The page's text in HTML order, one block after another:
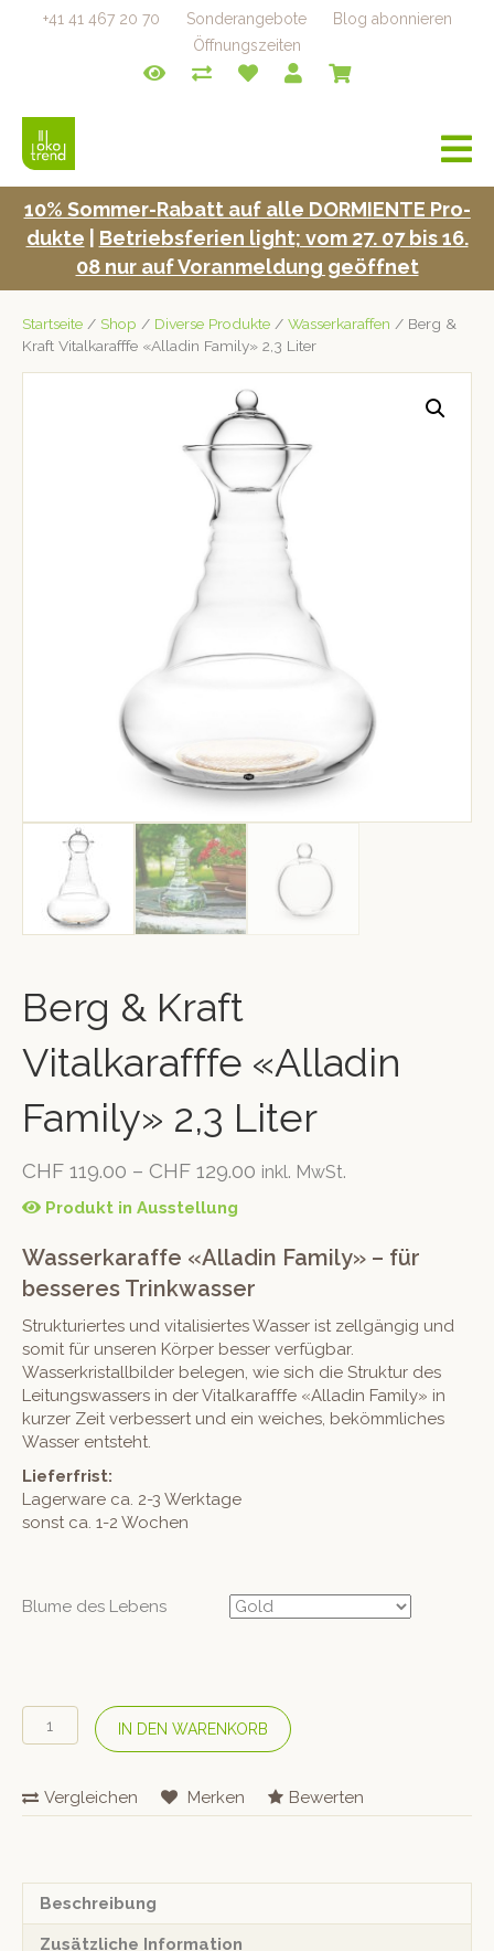
+41 41 467 20 70 Sonderangebote
Blog abonnieren
Öffnungszeiten
a
v
i
10% Som­mer-Rabatt auf alle DORMIENTE Pro­
duk­te
Betrieb­s­fe­rien light; vom 27. 07 bis 16.
08 nur auf Voran­mel­dung geöffnet
Startseite / Shop / Diverse Produkte / Wasserkaraffen / Berg &
Kraft Vitalkarafffe «Alladin Family» 2,3 Liter
Berg & Kraft
Vitalkarafffe «Alladin
Family» 2,3 Liter
CHF 119.00 – CHF 129.00 inkl. MwSt.
Produkt in Ausstellung
Wasserkaraffe «Alladin Family» – für
besseres Trinkwasser
Strukturiertes und vitalisiertes Wasser ist zellgängig und
somit für unseren Körper besser verfügbar.
Wasserkristallbilder belegen, wie sich die Struktur des
Leitungswassers in der Vitalkarafffe «Alladin Family» in
kurzer Zeit verbessert und ein weiches, bekömmliches
Wasser entsteht.
Lieferfrist:
Lagerware ca. 2-3 Werktage
sonst ca. 1-2 Wochen
Blume des Lebens
Berg
&
Vitalkarafffe
«Alladin
Liter
Menge
IN DEN WARENKORB
Vergleichen Merken Bewerten
Beschreibung
Zusätzliche Information